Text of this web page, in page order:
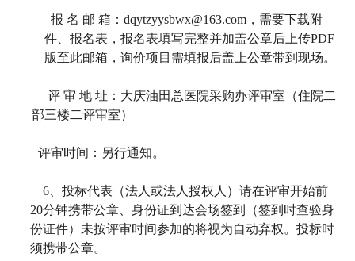
报 名 邮 箱：dqytzyysbwx@163.com，需要下载附
件、报名表，报名表填写完整并加盖公章后上传PDF
版至此邮箱，询价项目需填报后盖上公章带到现场。
评 审 地 址：大庆油田总医院采购办评审室（住院二
部三楼二评审室）
评审时间：另行通知。
6 、投标代表（法人或法人授权人）请在评审开始前
20分钟携带公章、身份证到达会场签到（签到时查验身
份证件）未按评审时间参加的将视为自动弃权。投标时
须携带公章。